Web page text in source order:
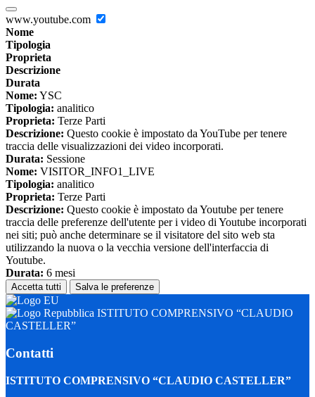
www.youtube.com
Nome
Tipologia
Proprieta
Descrizione
Durata
Nome: YSC
Tipologia: analitico
Proprieta: Terze Parti
Descrizione: Questo cookie è impostato da YouTube per tenere
traccia delle visualizzazioni dei video incorporati.
Durata: Sessione
Nome: VISITOR_INFO1_LIVE
Tipologia: analitico
Proprieta: Terze Parti
Descrizione: Questo cookie è impostato da Youtube per tenere
traccia delle preferenze dell'utente per i video di Youtube incorporati
nei siti; può anche determinare se il visitatore del sito web sta
utilizzando la nuova o la vecchia versione dell'interfaccia di
Youtube.
Durata: 6 mesi
Accetta tutti Salva le preferenze
ISTITUTO COMPRENSIVO “CLAUDIO
CASTELLER”
Contatti
ISTITUTO COMPRENSIVO “CLAUDIO CASTELLER”